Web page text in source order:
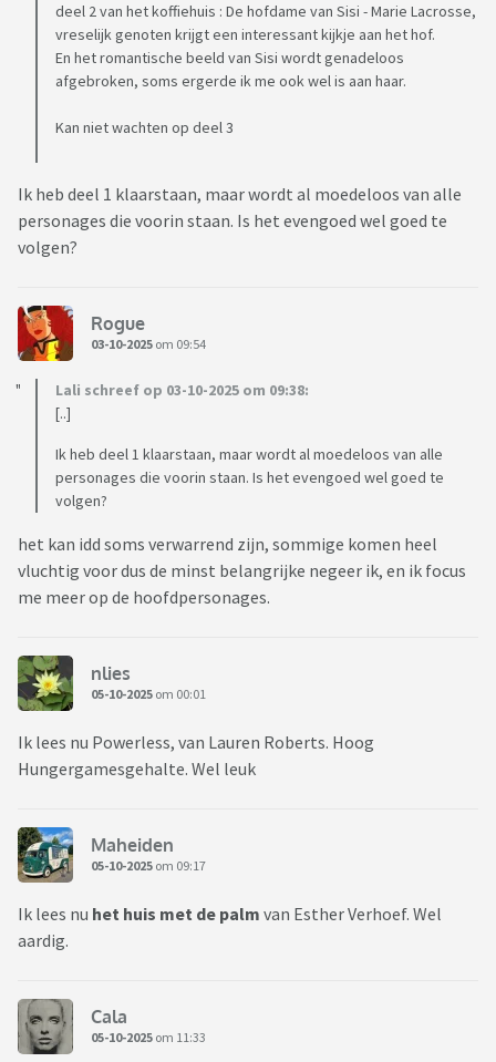
deel 2 van het koffiehuis : De hofdame van Sisi - Marie Lacrosse,
vreselijk genoten krijgt een interessant kijkje aan het hof.
En het romantische beeld van Sisi wordt genadeloos
afgebroken, soms ergerde ik me ook wel is aan haar.
Kan niet wachten op deel 3
Ik heb deel 1 klaarstaan, maar wordt al moedeloos van alle
personages die voorin staan. Is het evengoed wel goed te
volgen?
Rogue
03-10-2025 om 09:54
Lali schreef op 03-10-2025 om 09:38:
[..]
Ik heb deel 1 klaarstaan, maar wordt al moedeloos van alle
personages die voorin staan. Is het evengoed wel goed te
volgen?
het kan idd soms verwarrend zijn, sommige komen heel
vluchtig voor dus de minst belangrijke negeer ik, en ik focus
me meer op de hoofdpersonages.
nlies
05-10-2025 om 00:01
Ik lees nu Powerless, van Lauren Roberts. Hoog
Hungergamesgehalte. Wel leuk
Maheiden
05-10-2025 om 09:17
Ik lees nu het huis met de palm van Esther Verhoef. Wel
aardig.
Cala
05-10-2025 om 11:33